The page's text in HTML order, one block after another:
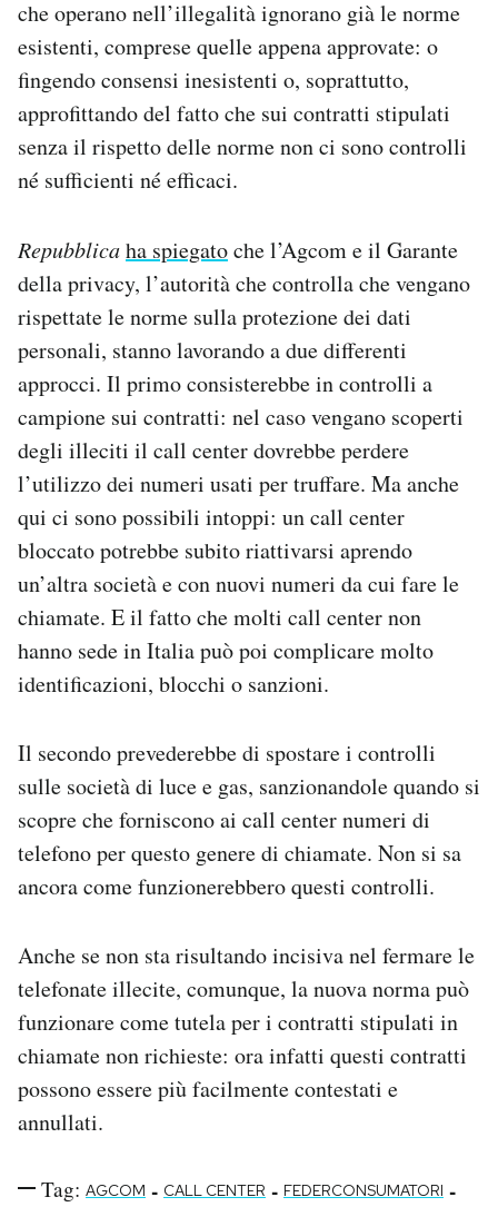
che operano nell’illegalità ignorano già le norme
esistenti, comprese quelle appena approvate: o
fingendo consensi inesistenti o, soprattutto,
approfittando del fatto che sui contratti stipulati
senza il rispetto delle norme non ci sono controlli
né sufficienti né efficaci.
Repubblicaha spiegatoche l’Agcom e il Garante
della privacy, l’autorità che controlla che vengano
rispettate le norme sulla protezione dei dati
personali, stanno lavorando a due differenti
approcci. Il primo consisterebbe in controlli a
campione sui contratti: nel caso vengano scoperti
degli illeciti il call center dovrebbe perdere
l’utilizzo dei numeri usati per truffare. Ma anche
qui ci sono possibili intoppi: un call center
bloccato potrebbe subito riattivarsi aprendo
un’altra società e con nuovi numeri da cui fare le
chiamate. E il fatto che molti call center non
hanno sede in Italia può poi complicare molto
identificazioni, blocchi o sanzioni.
Il secondo prevederebbe di spostare i controlli
sulle società di luce e gas, sanzionandole quando si
scopre che forniscono ai call center numeri di
telefono per questo genere di chiamate. Non si sa
ancora come funzionerebbero questi controlli.
Anche se non sta risultando incisiva nel fermare le
telefonate illecite, comunque, la nuova norma può
funzionare come tutela per i contratti stipulati in
chiamate non richieste: ora infatti questi contratti
possono essere più facilmente contestati e
annullati.
Tag: AGCOM - CALL CENTER - FEDERCONSUMATORI -